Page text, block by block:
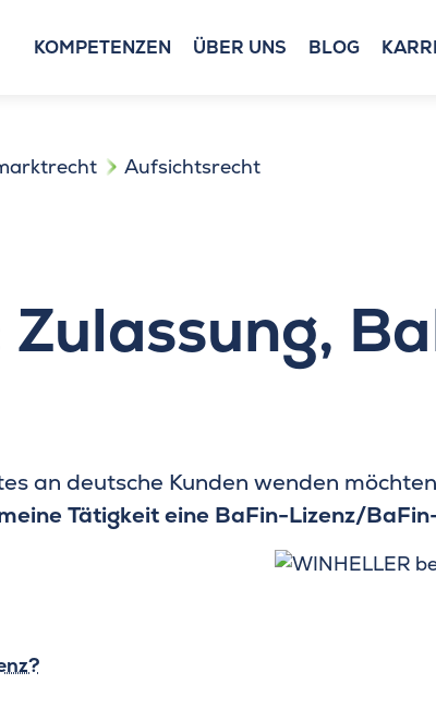
KOMPETENZEN ÜBER UNS BLOG
Aufsichtsrecht
an deutsche Kunden wenden
Tätigkeit eine BaFin-Lizenz/